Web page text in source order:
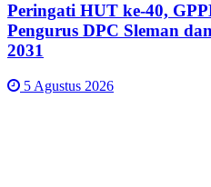
Peringati HUT ke-40,
Pengurus DPC Sleman
2031
5 Agustus 2026